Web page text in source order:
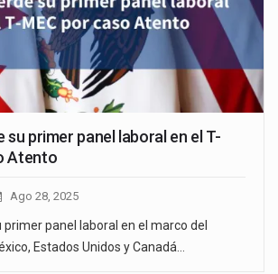
su primer panel laboral en el T-
Atento
Ago 28, 2025
primer panel laboral en el marco del
Estados Unidos y Canadá…